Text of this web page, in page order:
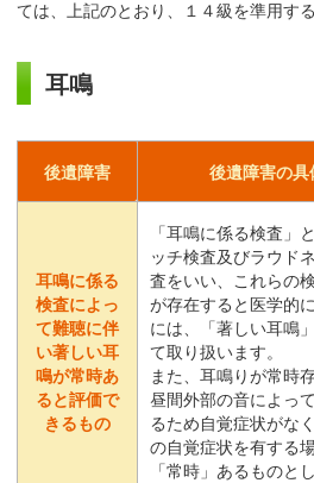
ては、上記のとおり、１４級を準用す
耳鳴
後遺障害 後遺障害の
耳鳴に係る
検査によっ
て難聴に伴
い著しい耳
鳴が常時あ
ると評価で
きるもの
「耳鳴に係る検査」
ッチ検査及びラウド
査をいい、これらの
が存在すると医学的
には、「著しい耳鳴
て取り扱います。
また、耳鳴りが常時
昼間外部の音によっ
るため自覚症状がな
の自覚症状を有する
「常時」あるものと